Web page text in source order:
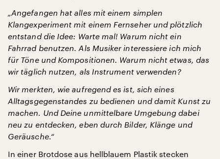
„Angefangen hat alles mit einem simplen
Klangexperiment mit einem Fernseher und plötzlich
entstand die Idee: Warte mal! Warum nicht ein
Fahrrad benutzen. Als Musiker interessiere ich mich
für Töne und Kompositionen. Warum nicht etwas, das
wir täglich nutzen, als Instrument verwenden?
Wir merkten, wie aufregend es ist, sich eines
Alltagsgegenstandes zu bedienen und damit Kunst zu
machen. Und Deine unmittelbare Umgebung dabei
neu zu entdecken, eben durch Bilder, Klänge und
Geräusche.“
In einer Brotdose aus hellblauem Plastik stecken